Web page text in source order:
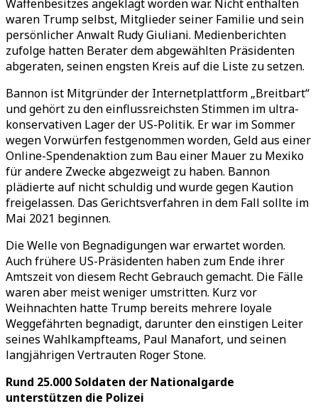
Waffenbesitzes angeklagt worden war. Nicht enthalten
waren Trump selbst, Mitglieder seiner Familie und sein
persönlicher Anwalt Rudy Giuliani. Medienberichten
zufolge hatten Berater dem abgewählten Präsidenten
abgeraten, seinen engsten Kreis auf die Liste zu setzen.
Bannon ist Mitgründer der Internetplattform „Breitbart“
und gehört zu den einflussreichsten Stimmen im ultra-
konservativen Lager der US-Politik. Er war im Sommer
wegen Vorwürfen festgenommen worden, Geld aus einer
Online-Spendenaktion zum Bau einer Mauer zu Mexiko
für andere Zwecke abgezweigt zu haben. Bannon
plädierte auf nicht schuldig und wurde gegen Kaution
freigelassen. Das Gerichtsverfahren in dem Fall sollte im
Mai 2021 beginnen.
Die Welle von Begnadigungen war erwartet worden.
Auch frühere US-Präsidenten haben zum Ende ihrer
Amtszeit von diesem Recht Gebrauch gemacht. Die Fälle
waren aber meist weniger umstritten. Kurz vor
Weihnachten hatte Trump bereits mehrere loyale
Weggefährten begnadigt, darunter den einstigen Leiter
seines Wahlkampfteams, Paul Manafort, und seinen
langjährigen Vertrauten Roger Stone.
Rund 25.000 Soldaten der Nationalgarde
unterstützen die Polizei